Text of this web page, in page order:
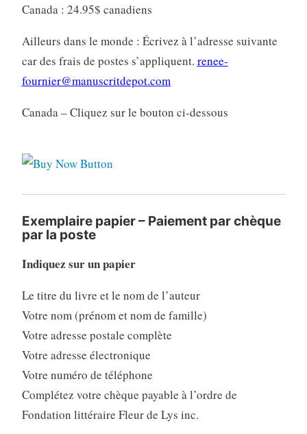
Canada : 24.95$ canadiens
Ailleurs dans le monde : Écrivez à l’adresse suivante
car des frais de postes s’appliquent. renee-
fournier@manuscritdepot.com
Canada – Cliquez sur le bouton ci-dessous
Exemplaire papier – Paiement par chèque
par la poste
Indiquez sur un papier
Le titre du livre et le nom de l’auteur
Votre nom (prénom et nom de famille)
Votre adresse postale complète
Votre adresse électronique
Votre numéro de téléphone
Complétez votre chèque payable à l’ordre de
Fondation littéraire Fleur de Lys inc.